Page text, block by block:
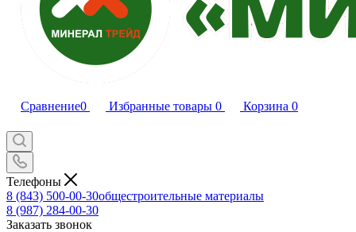
Сравнение0 Избранные товары 0 Корзина 0
Телефоны
8 (843) 500-00-30общестроительные материалы
8 (987) 284-00-30
Заказать звонок